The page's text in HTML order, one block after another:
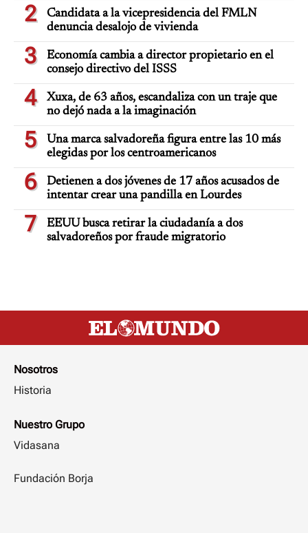
2
Candidata a la vicepresidencia del FMLN
denuncia desalojo de vivienda
3
Economía cambia a director propietario en el
consejo directivo del ISSS
4
Xuxa, de 63 años, escandaliza con un traje que
no dejó nada a la imaginación
5
Una marca salvadoreña figura entre las 10 más
elegidas por los centroamericanos
6
Detienen a dos jóvenes de 17 años acusados de
intentar crear una pandilla en Lourdes
7
EEUU busca retirar la ciudadanía a dos
salvadoreños por fraude migratorio
Nosotros
Historia
Nuestro Grupo
Vidasana
Fundación Borja